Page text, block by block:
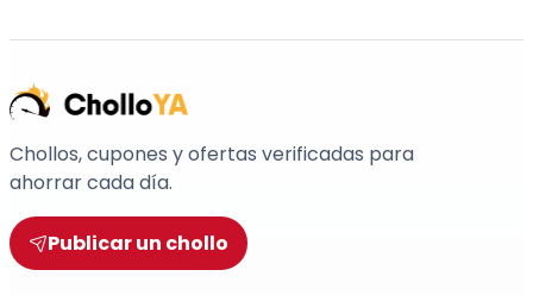
Chollos, cupones y ofertas verificadas para
ahorrar cada día.
Publicar un chollo